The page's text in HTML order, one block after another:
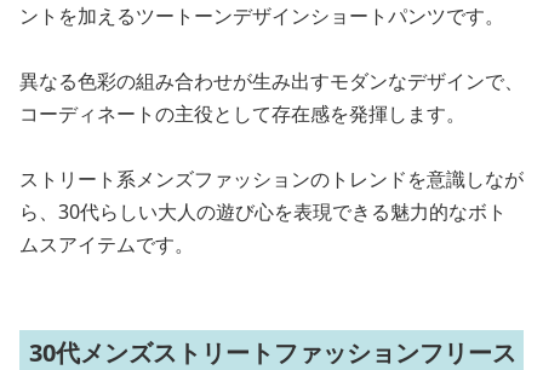
ントを加えるツートーンデザインショートパンツです。
異なる色彩の組み合わせが生み出すモダンなデザインで、
コーディネートの主役として存在感を発揮します。
ストリート系メンズファッションのトレンドを意識しなが
ら、30代らしい大人の遊び心を表現できる魅力的なボト
ムスアイテムです。
30代メンズストリートファッションフリース